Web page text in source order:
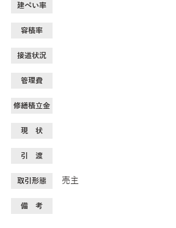
建ぺい率
容積率
接道状況
管理費
修繕積立金
現 状
引 渡
取引形態 売主
備 考